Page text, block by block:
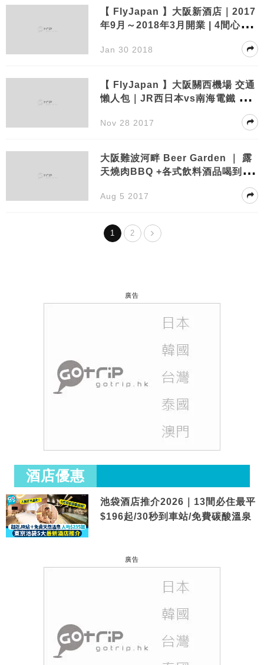
【 FlyJapan 】大阪新酒店｜2017
年9月～2018年3月開業 | 4間心齋
Jan 30 2018
【 FlyJapan 】大阪關西機場 交通
懶人包｜JR西日本vs南海電鐵 優
Nov 28 2017
大阪難波河畔 Beer Garden ｜ 露
天燒肉BBQ +各式飲料酒品喝到
Aug 5 2017
1 2
廣告
酒店優惠
池袋酒店推介2026｜13間必住最平
$196起/30秒到車站/免費碳酸溫泉
廣告